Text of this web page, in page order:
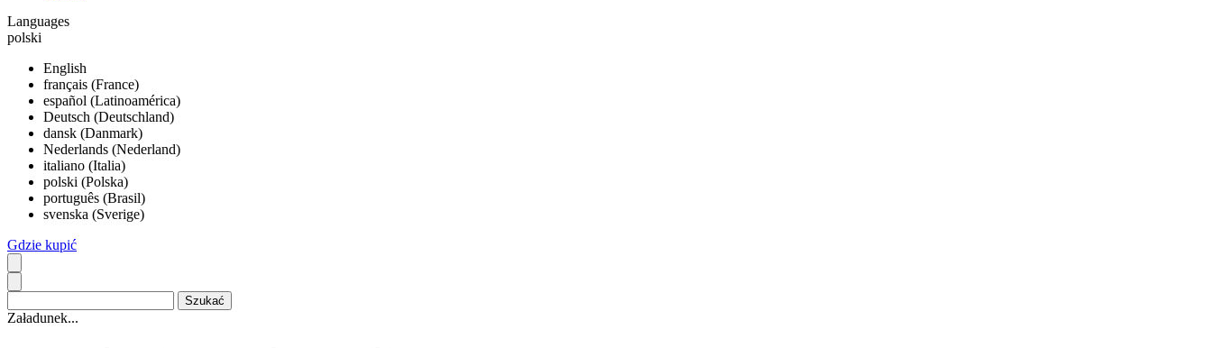
Languages
polski
English
français (France)
español (Latinoamérica)
Deutsch (Deutschland)
dansk (Danmark)
Nederlands (Nederland)
italiano (Italia)
polski (Polska)
português (Brasil)
svenska (Sverige)
Gdzie kupić
Załadunek...